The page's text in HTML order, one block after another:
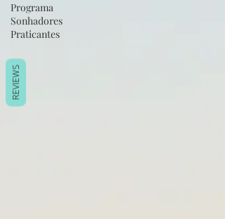
Programa
Sonhadores
Praticantes
REVIEWS